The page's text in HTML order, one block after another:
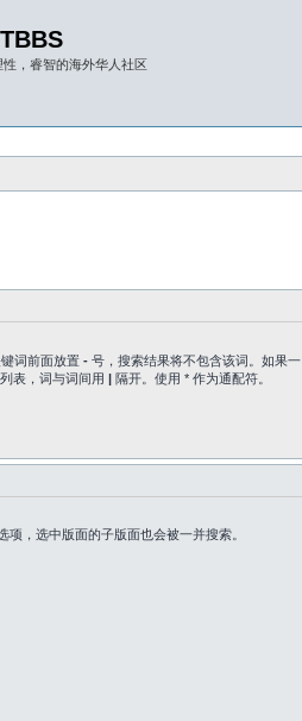
，睿智的海外华人社区
词前面放置 - 号，搜索结果将不包含该词。如果一
表，词与词间用 | 隔开。使用 * 作为通配符。
项，选中版面的子版面也会被一并搜索。